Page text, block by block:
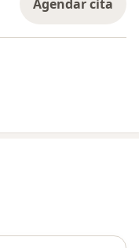
Agendar cita